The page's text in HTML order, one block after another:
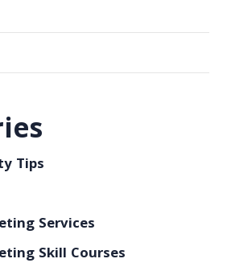
Tips
Services
Skill Courses